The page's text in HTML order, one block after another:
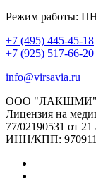
Режим работы:
+7 (495) 445-45-18
+7 (925) 517-66-20
info@virsavia.ru
ООО "ЛАКШМИ"
Лицензия на
77/02190531 от 21
ИНН/КПП: